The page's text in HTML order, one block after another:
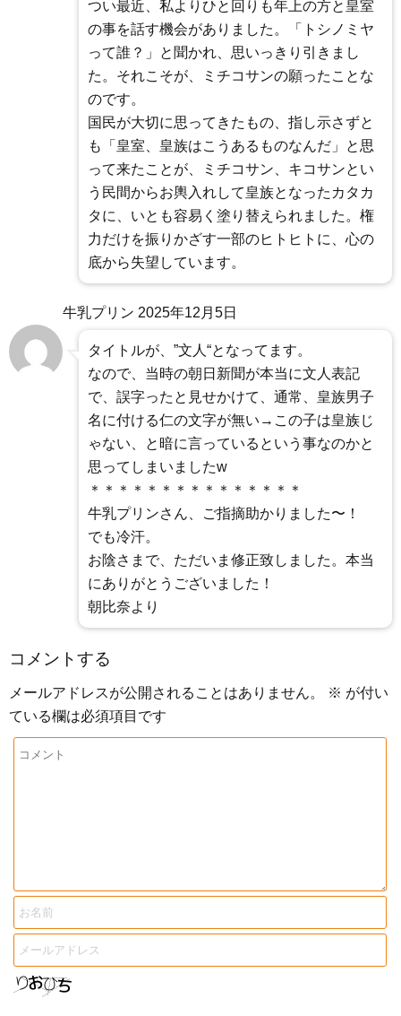
つい最近、私よりひと回りも年上の方と皇室
の事を話す機会がありました。「トシノミヤ
って誰？」と聞かれ、思いっきり引きまし
た。それこそが、ミチコサンの願ったことな
のです。
国民が大切に思ってきたもの、指し示さずと
も「皇室、皇族はこうあるものなんだ」と思
って来たことが、ミチコサン、キコサンとい
う民間からお輿入れして皇族となったカタカ
タに、いとも容易く塗り替えられました。権
力だけを振りかざす一部のヒトヒトに、心の
底から失望しています。
牛乳プリン 2025年12月5日
タイトルが、”文人“となってます。
なので、当時の朝日新聞が本当に文人表記
で、誤字ったと見せかけて、通常、皇族男子
名に付ける仁の文字が無い→この子は皇族じ
ゃない、と暗に言っているという事なのかと
思ってしまいましたw
＊＊＊＊＊＊＊＊＊＊＊＊＊＊＊
牛乳プリンさん、ご指摘助かりました〜！
でも冷汗。
お陰さまで、ただいま修正致しました。本当
にありがとうございました！
朝比奈より
コメントする
メールアドレスが公開されることはありません。 ※ が付い
ている欄は必須項目です